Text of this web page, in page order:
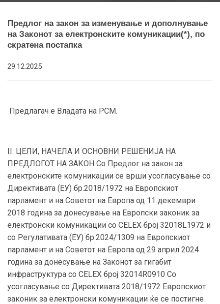
Предлог на закон за изменување и дополнување
на Законот за електронските комуникации(*), по
скратена постапка
29.12.2025
Предлагач е Владата на РСМ.
II. ЦЕЛИ, НАЧЕЛА И ОСНОВНИ РЕШЕНИЈА НА
ПРЕДЛОГОТ НА ЗАКОН Со Предлог на закон за
електронските комуникации се врши усогласување со
Директивата (ЕУ) бр.2018/1972 на Европскиот
парламент и на Советот на Европа од 11 декември
2018 година за донесување на Европски законик за
електронски комуникации со CELEX број 32018L1972 и
со Регулативата (ЕУ) бр.2024/1309 на Европскиот
парламент и на Советот на Европа од 29 април 2024
година за донесување на Законот за гигабит
инфраструктура со CELEX број 32014R0910 Со
усогласување со Директивата 2018/1972 Европскиот
законик за електронски комуникации ќе се постигне